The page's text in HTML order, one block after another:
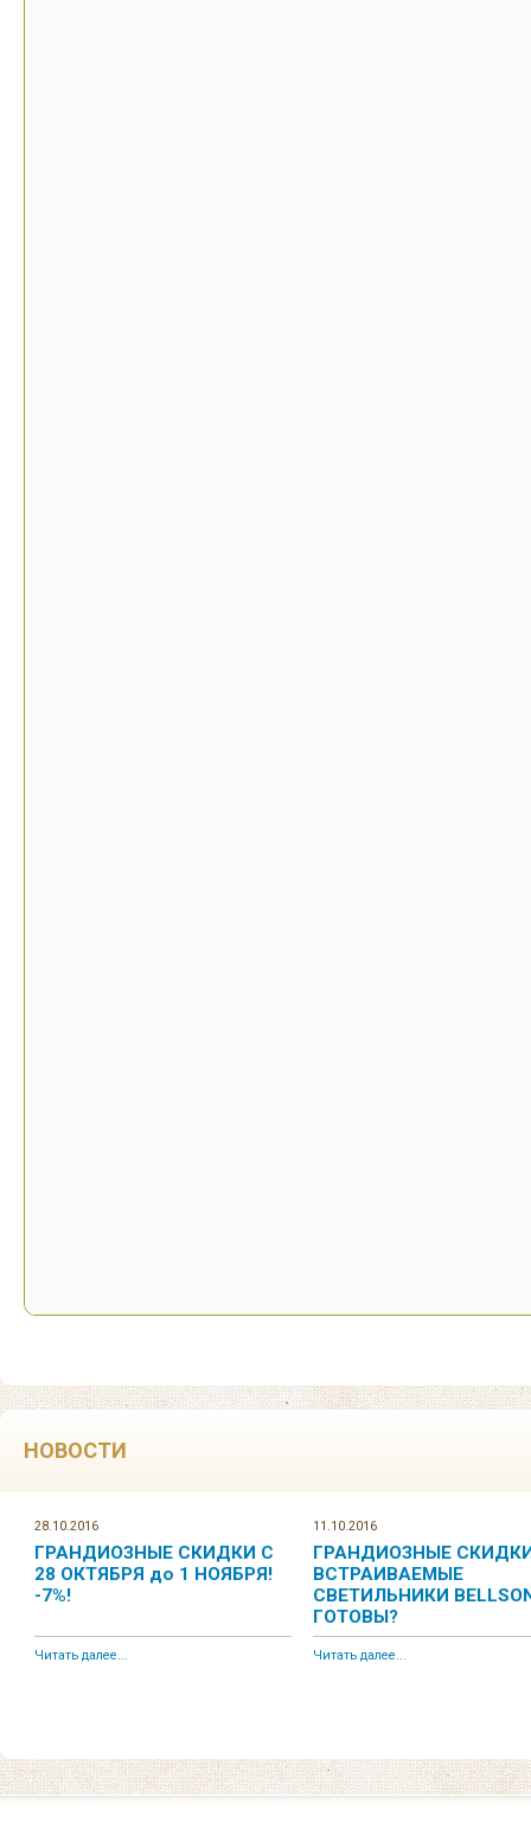
НОВОСТИ
28.10.2016
ГРАНДИОЗНЫЕ СКИДКИ С
28 ОКТЯБРЯ до 1 НОЯБРЯ!
-7%!
Читать далее...
11.10.2016
ГРАНДИОЗНЫЕ
ВСТРАИВАЕМЫЕ
СВЕТИЛЬНИКИ
ГОТОВЫ?
Читать далее...